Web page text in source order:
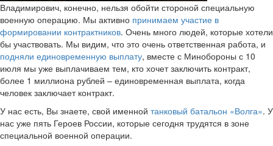
Владимирович, конечно, нельзя обойти стороной специальную
военную операцию. Мы активно принимаем участие в
формировании контрактников. Очень много людей, которые хотели
бы участвовать. Мы видим, что это очень ответственная работа, и
подняли единовременную выплату, вместе с Минобороны с 10
июля мы уже выплачиваем тем, кто хочет заключить контракт,
более 1 миллиона рублей – единовременная выплата, когда
человек заключает контракт.
У нас есть, Вы знаете, свой именной танковый батальон «Волга». У
нас уже пять Героев России, которые сегодня трудятся в зоне
специальной военной операции.